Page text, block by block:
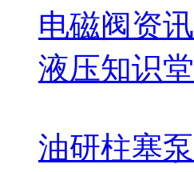
电磁阀资讯
液压知识堂
油研柱塞泵